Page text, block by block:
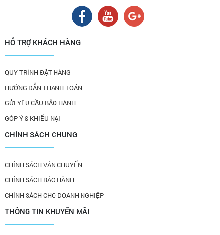
HỖ TRỢ KHÁCH HÀNG
QUY TRÌNH ĐẶT HÀNG
HƯỚNG DẪN THANH TOÁN
GỬI YÊU CẦU BẢO HÀNH
GÓP Ý & KHIẾU NẠI
CHÍNH SÁCH CHUNG
CHÍNH SÁCH VẬN CHUYỂN
CHÍNH SÁCH BẢO HÀNH
CHÍNH SÁCH CHO DOANH NGHIỆP
THÔNG TIN KHUYẾN MÃI